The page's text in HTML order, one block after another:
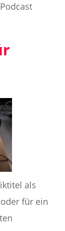
als
für ein